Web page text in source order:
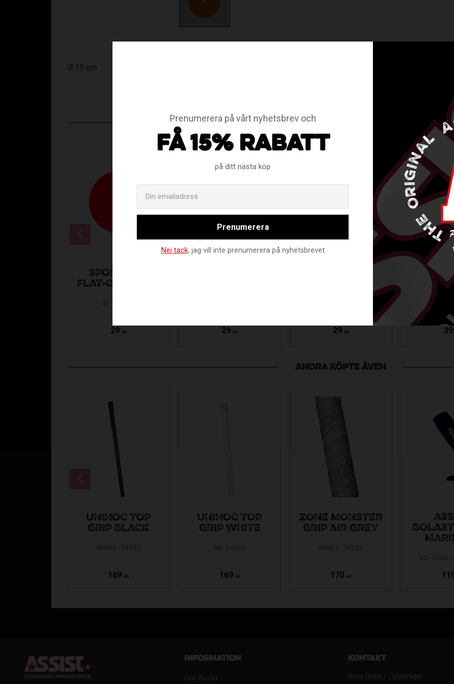
Ø 15 cm
RELATERADE PRODUKTER
SPORTQUIP
FLAT-CONE RED
29 KR 29 KR 29 KR
SV-
29
ANDRA KÖPTE ÄVEN
UNIHOC TOP
GRIP BLACK
169 KR
UNIHOC TOP
GRIP WHITE
169 KR
ZONE MONSTER
GRIP AIR GREY
170 KR
Information
Om Assist
Kontakt
Hitta Butik / Öppettider
Prenumerera på vårt nyhetsbrev och
FÅ 15% RABATT
på ditt nästa köp
Prenumerera
Nej tack, jag vill inte prenumerera på nyhetsbrevet